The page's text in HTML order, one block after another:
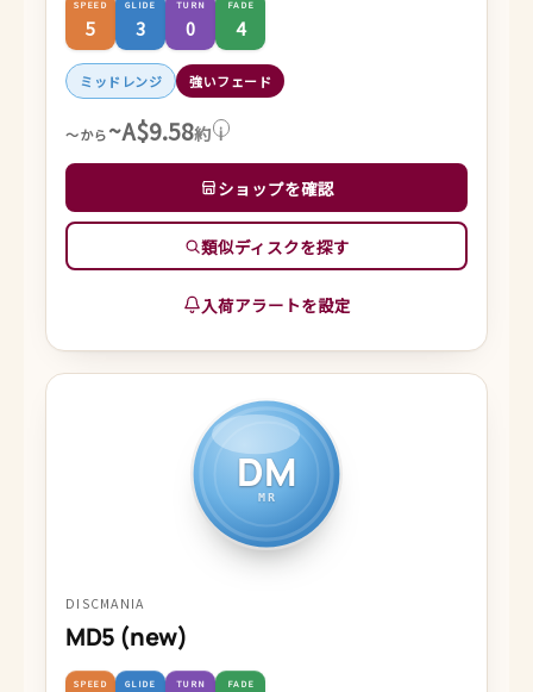
SPEED
5
GLIDE
3
TURN
0
FADE
4
ミッドレンジ 強いフェード
～から~A$9.58約 i
ショップを確認
類似ディスクを探す
入荷アラートを設定
DM
MR
DISCMANIA
MD5 (new)
SPEED GLIDE TURN FADE